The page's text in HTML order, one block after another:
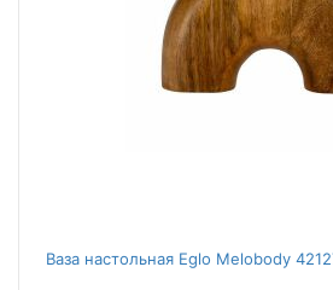
Ваза настольная Eglo Melobody